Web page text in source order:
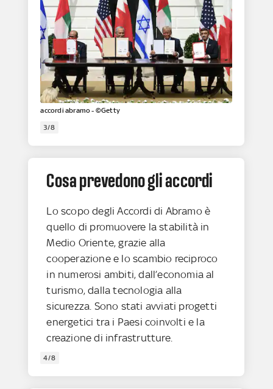
accordi abramo - ©Getty
3/8
Cosa prevedono gli accordi
Lo scopo degli Accordi di Abramo è
quello di promuovere la stabilità in
Medio Oriente, grazie alla
cooperazione e lo scambio reciproco
in numerosi ambiti, dall’economia al
turismo, dalla tecnologia alla
sicurezza. Sono stati avviati progetti
energetici tra i Paesi coinvolti e la
creazione di infrastrutture.
4/8